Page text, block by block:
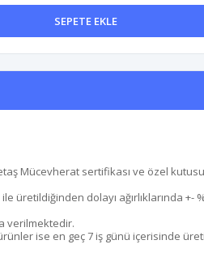
SEPETE EKLE
Mücevherat sertifikası ve özel
üretildiğinden dolayı ağırlıklarında +-
verilmektedir.
ise en geç 7 iş günü içerisinde